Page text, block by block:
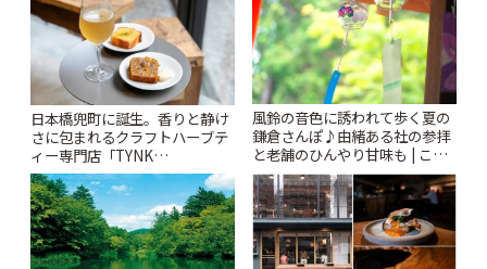
日本橋兜町に誕生。香りと静け
さに包まれるクラフトハーブテ
ィー専門店「TYNK
Kabutocho」 | ことりっぷ
風鈴の音色に誘われて歩く夏の
鎌倉さんぽ♪由緒ある社の参拝
と老舗のひんやり甘味も | こと
りっぷ